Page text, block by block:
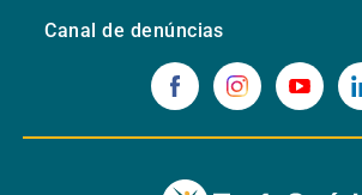
Canal de denúncias